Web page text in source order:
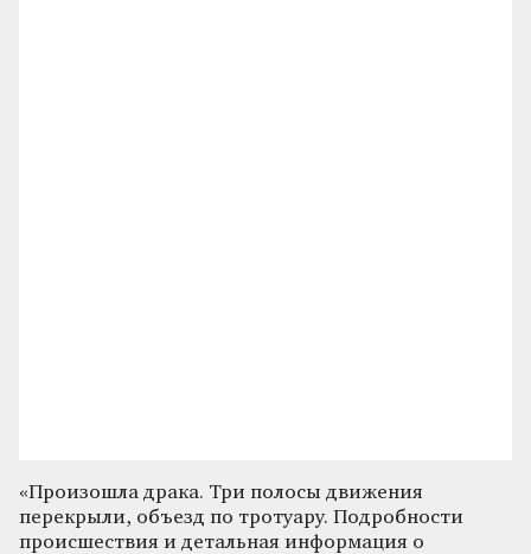
«Произошла драка. Три полосы движения
перекрыли, объезд по тротуару. Подробности
происшествия и детальная информация о